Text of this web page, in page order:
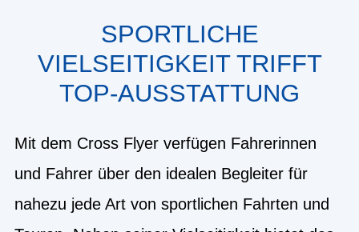
SPORTLICHE
VIELSEITIGKEIT TRIFFT
TOP-AUSSTATTUNG
Mit dem Cross Flyer verfügen Fahrerinnen
und Fahrer über den idealen Begleiter für
nahezu jede Art von sportlichen Fahrten und